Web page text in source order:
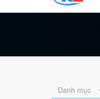
Danh mục